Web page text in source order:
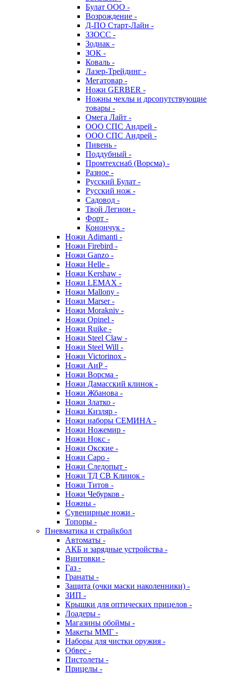
Булат ООО -
Возрождение -
Д-ПО Старт-Лайн -
ЗЗОСС -
Зодиак -
ЗОК -
Коваль -
Лазер-Трейдинг -
Мегатовар -
Ножи GERBER -
Ножны чехлы и дрсопутствующие
товары -
Омега Лайт -
ООО СПС Андрей -
ООО СПС Андрей -
Пивень -
Поддубный -
Промтехснаб (Ворсма) -
Разное -
Русский Булат -
Русский нож -
Садовод -
Твой Легион -
Форт -
Конончук -
Ножи Adimanti -
Ножи Firebird -
Ножи Ganzo -
Ножи Helle -
Ножи Kershaw -
Ножи LEMAX -
Ножи Mallony -
Ножи Marser -
Ножи Morakniv -
Ножи Opinel -
Ножи Ruike -
Ножи Steel Claw -
Ножи Steel Will -
Ножи Victorinox -
Ножи АиР -
Ножи Ворсма -
Ножи Дамасский клинок -
Ножи Жбанова -
Ножи Златко -
Ножи Кизляр -
Ножи наборы СЕМИНА -
Ножи Ножемир -
Ножи Нокс -
Ножи Окские -
Ножи Саро -
Ножи Следопыт -
Ножи ТД СВ Клинок -
Ножи Титов -
Ножи Чебурков -
Ножны -
Сувенирные ножи -
Топоры -
Пневматика и страйкбол
Автоматы -
АКБ и зарядные устройства -
Винтовки -
Газ -
Гранаты -
Защита (очки маски наколенники) -
ЗИП -
Крышки для оптических прицелов -
Лоадеры -
Магазины обоймы -
Макеты ММГ -
Наборы для чистки оружия -
Обвес -
Пистолеты -
Прицелы -